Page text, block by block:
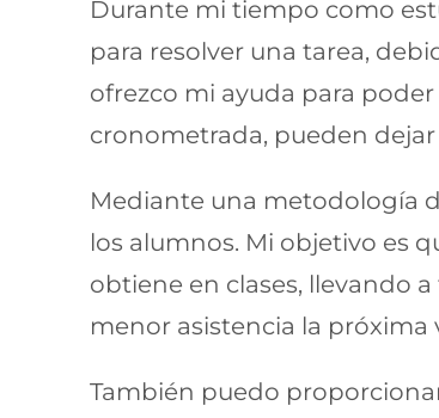
Durante mi tiempo como
para resolver una tarea,
ofrezco mi ayuda para
cronometrada, pueden
Mediante una metodología
los alumnos. Mi objetivo es
obtiene en clases, llevando
menor asistencia la próxima
También puedo